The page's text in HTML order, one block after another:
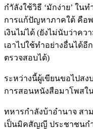
กำัลังใช้วิธี ‘มักง่าย’ ใน
การแก้ปัญหาภาคใต้ คือ
เงินไม่ได้ (ยังไม่นับว่าคว
เอาไปใช้ทำอย่างอื่นได้
ตรวจสอบได้)
ระหว่างนี้ผู้เขียนขอไปส
การสอนหนังสือมาโพสใ
ทหารกำลังบ้าอำนาจ สา
เป็นมิคสัญญี ประชาชนก